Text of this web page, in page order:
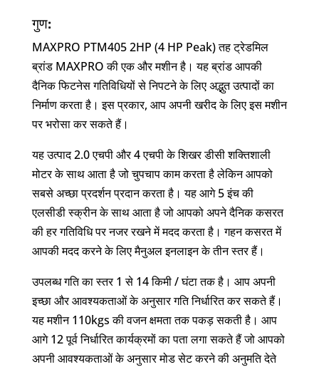
गुण:
MAXPRO PTM405 2HP (4 HP Peak) तह ट्रेडमिल
ब्रांड MAXPRO की एक और मशीन है। यह ब्रांड आपकी
दैनिक फिटनेस गतिविधियों से निपटने के लिए अद्भुत उत्पादों का
निर्माण करता है। इस प्रकार, आप अपनी खरीद के लिए इस मशीन
पर भरोसा कर सकते हैं।
यह उत्पाद 2.0 एचपी और 4 एचपी के शिखर डीसी शक्तिशाली
मोटर के साथ आता है जो चुपचाप काम करता है लेकिन आपको
सबसे अच्छा प्रदर्शन प्रदान करता है। यह आगे 5 इंच की
एलसीडी स्क्रीन के साथ आता है जो आपको अपने दैनिक कसरत
की हर गतिविधि पर नजर रखने में मदद करता है। गहन कसरत में
आपकी मदद करने के लिए मैनुअल इनलाइन के तीन स्तर हैं।
उपलब्ध गति का स्तर 1 से 14 किमी / घंटा तक है। आप अपनी
इच्छा और आवश्यकताओं के अनुसार गति निर्धारित कर सकते हैं।
यह मशीन 110kgs की वजन क्षमता तक पकड़ सकती है। आप
आगे 12 पूर्व निर्धारित कार्यक्रमों का पता लगा सकते हैं जो आपको
अपनी आवश्यकताओं के अनुसार मोड सेट करने की अनुमति देते